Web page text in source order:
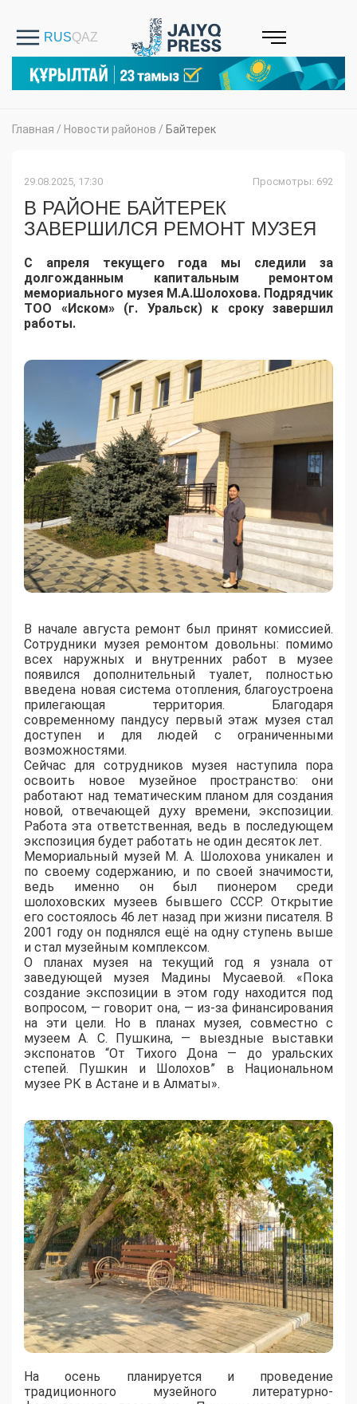
Главная / Новости районов / Байтерек
29.08.2025, 17:30 Просмотры: 692
В РАЙОНЕ БАЙТЕРЕК
ЗАВЕРШИЛСЯ РЕМОНТ МУЗЕЯ
С апреля текущего года мы следили за
долгожданным капитальным ремонтом
мемориального музея М.А.Шолохова. Подрядчик
ТОО «Иском» (г. Уральск) к сроку завершил
работы.
В начале августа ремонт был принят комиссией.
Сотрудники музея ремонтом довольны: помимо
всех наружных и внутренних работ в музее
появился дополнительный туалет, полностью
введена новая система отопления, благоустроена
прилегающая территория. Благодаря
современному пандусу первый этаж музея стал
доступен и для людей с ограниченными
возможностями.
Сейчас для сотрудников музея наступила пора
освоить новое музейное пространство: они
работают над тематическим планом для создания
новой, отвечающей духу времени, экспозиции.
Работа эта ответственная, ведь в последующем
экспозиция будет работать не один десяток лет.
Мемориальный музей М. А. Шолохова уникален и
по своему содержанию, и по своей значимости,
ведь именно он был пионером среди
шолоховских музеев бывшего СССР. Открытие
его состоялось 46 лет назад при жизни писателя. В
2001 году он поднялся ещё на одну ступень выше
и стал музейным комплексом.
О планах музея на текущий год я узнала от
заведующей музея Мадины Мусаевой. «Пока
создание экспозиции в этом году находится под
вопросом, — говорит она, — из-за финансирования
на эти цели. Но в планах музея, совместно с
музеем А. С. Пушкина, — выездные выставки
экспонатов “От Тихого Дона — до уральских
степей. Пушкин и Шолохов” в Национальном
музее РК в Астане и в Алматы».
На осень планируется и проведение
традиционного музейного литературно-